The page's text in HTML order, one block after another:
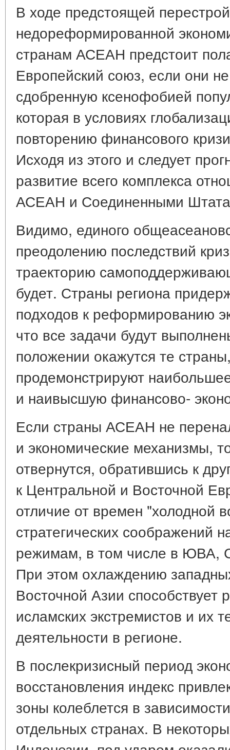
В ходе предстоящей
недореформированной
странам АСЕАН предстоит
Европейский союз, если они
сдобренную ксенофобией
которая в условиях
повторению финансового
Исходя из этого и следует
развитие всего комплекса
АСЕАН и Соединенными
Видимо, единого
преодолению последствий
траекторию
будет. Страны региона
подходов к реформированию
что все задачи будут
положении окажутся те
продемонстрируют
и наивысшую финансово-
Если страны АСЕАН не
и экономические механизмы,
отвернутся, обратившись к
к Центральной и Восточной
отличие от времен "холодной
стратегических соображений
режимам, в том числе в ЮВА,
При этом охлаждению
Восточной Азии способствует
исламских экстремистов и их
деятельности в регионе.
В послекризисный период
восстановления индекс
зоны колеблется в
отдельных странах. В